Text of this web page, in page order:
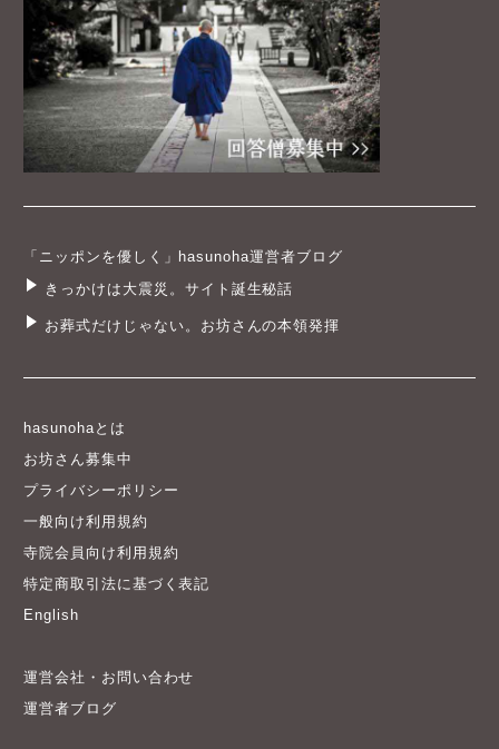
「ニッポンを優しく」hasunoha運営者ブログ
きっかけは大震災。サイト誕生秘話
お葬式だけじゃない。お坊さんの本領発揮
hasunohaとは
お坊さん募集中
プライバシーポリシー
一般向け利用規約
寺院会員向け利用規約
特定商取引法に基づく表記
English
運営会社・お問い合わせ
運営者ブログ